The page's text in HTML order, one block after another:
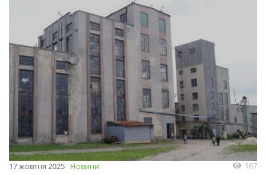
17 жовтня 2025 Новини 167